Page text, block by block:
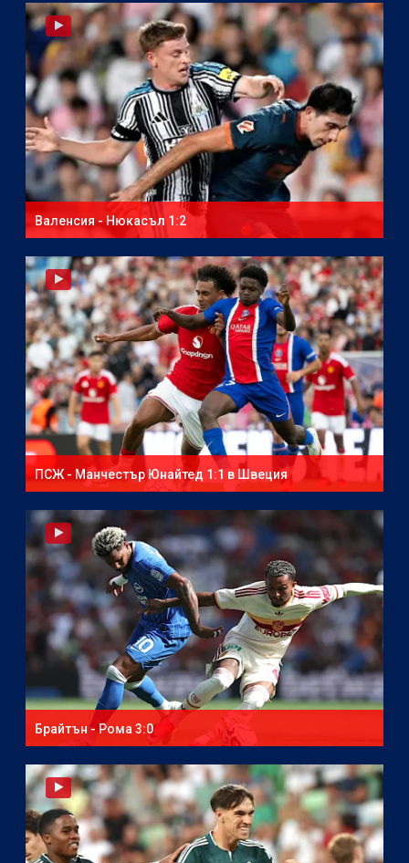
Валенсия - Нюкасъл 1:2
ПСЖ - Манчестър Юнайтед 1:1 в Швеция
Брайтън - Рома 3:0